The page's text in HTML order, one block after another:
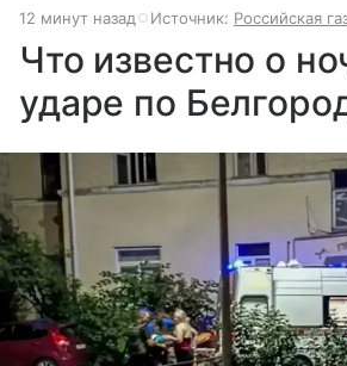
12 минут назад Источник: Российская
Что известно о
ударе по